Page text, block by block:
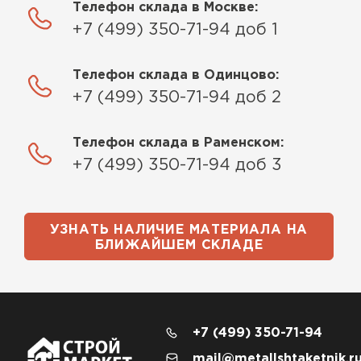
Телефон склада в Москве:
+7 (499) 350-71-94 доб 1
Телефон склада в Одинцово:
+7 (499) 350-71-94 доб 2
Телефон склада в Раменском:
+7 (499) 350-71-94 доб 3
УЗНАТЬ НАЛИЧИЕ МАТЕРИАЛА НА
БЛИЖАЙШЕМ СКЛАДЕ
+7 (499) 350-71-94
mail@metallshtaketnik.ru